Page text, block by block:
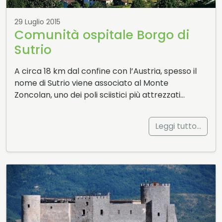
29 Luglio 2015
Comunità ospitale Borgo di
Sutrio
A circa 18 km dal confine con l’Austria, spesso il
nome di Sutrio viene associato al Monte
Zoncolan, uno dei poli sciistici più attrezzati…
Leggi tutto…